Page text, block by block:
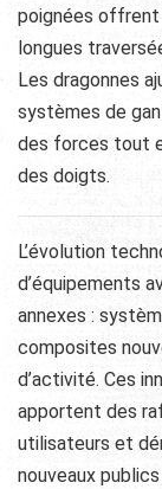
poignées
longues
Les dragonnes
systèmes de
des forces tout
des doigts.
L’évolution
d’équipements
annexes :
composites
d’activité. Ces
apportent des
utilisateurs et
nouveaux